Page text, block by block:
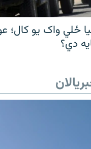
ځلي واک یو کال؛
دي؟